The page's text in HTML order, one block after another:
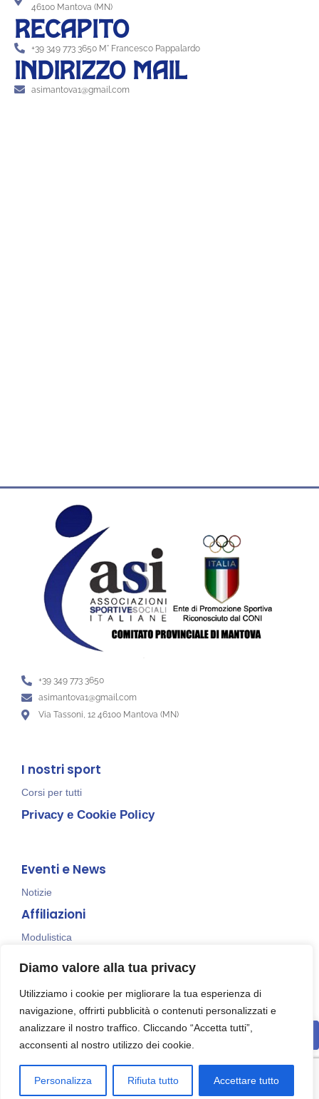
Diamo valore alla tua privacy
Utilizziamo i cookie per migliorare la tua esperienza di
navigazione, offrirti pubblicità o contenuti personalizzati e
analizzare il nostro traffico. Cliccando “Accetta tutti”,
acconsenti al nostro utilizzo dei cookie.
Personalizza Rifiuta tutto Accettare tutto
46100 Mantova (MN)
RECAPITO
+39 349 773 3650 M° Francesco Pappalardo
INDIRIZZO MAIL
asimantova1@gmail.com
+39 349 773 3650
asimantova1@gmail.com
Via Tassoni, 12 46100 Mantova (MN)
I nostri sport
Corsi per tutti
Privacy e Cookie Policy
Eventi e News
Notizie
Affiliazioni
Modulistica
Social
© 2023 realizzato da ZAG Comunicazione SRL